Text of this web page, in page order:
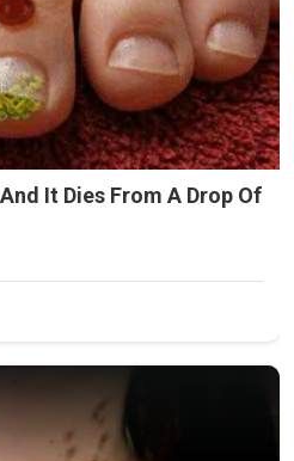
It Dies From A Drop Of